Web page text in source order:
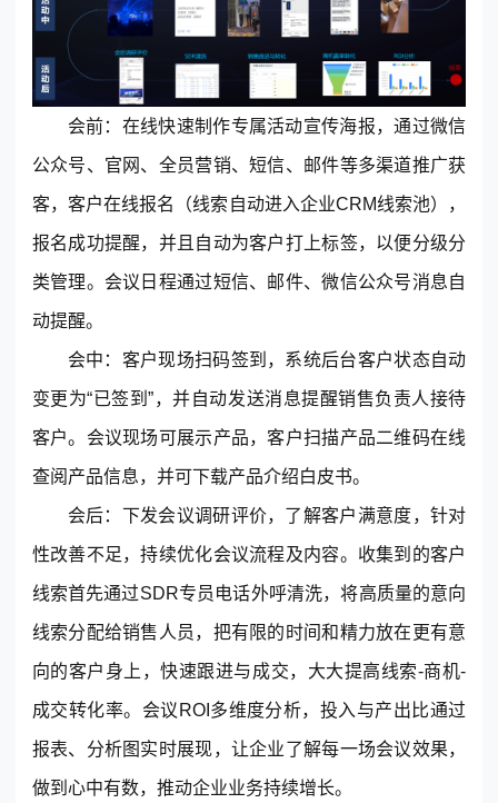
会前：在线快速制作专属活动宣传海报，通过微信
公众号、官网、全员营销、短信、邮件等多渠道推广获
客，客户在线报名（线索自动进入企业CRM线索池），
报名成功提醒，并且自动为客户打上标签，以便分级分
类管理。会议日程通过短信、邮件、微信公众号消息自
动提醒。
会中 ：客户现场扫码签到，系统后台客户状态自动
变更为“已签到”，并自动发送消息提醒销售负责人接待
客户。会议现场可展示产品，客户扫描产品二维码在线
查阅产品信息，并可下载产品介绍白皮书。
会后：下发会议调研评价，了解客户满意度，针对
性改善不足，持续优化会议流程及内容。收集到的客户
线索首先通过SDR专员电话外呼清洗，将高质量的意向
线索分配给销售人员，把有限的时间和精力放在更有意
向的客户身上，快速跟进与成交，大大提高线索-商机-
成交转化率。会议ROI多维度分析，投入与产出比通过
报表、分析图实时展现，让企业了解每一场会议效果，
做到心中有数，推动企业业务持续增长。